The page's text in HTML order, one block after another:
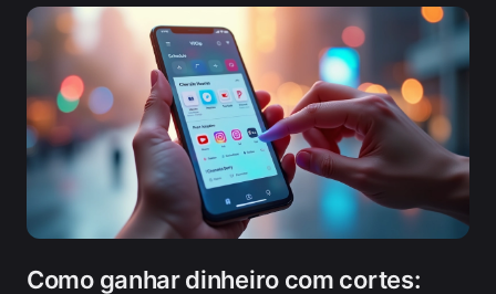
Como ganhar dinheiro com cortes: